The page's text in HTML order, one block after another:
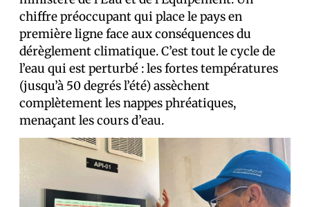
chiffre préoccupant qui place le pays en
première ligne face aux conséquences du
dérèglement climatique. C’est tout le cycle de
l’eau qui est perturbé : les fortes températures
(jusqu’à 50 degrés l’été) assèchent
complètement les nappes phréatiques,
menaçant les cours d’eau.